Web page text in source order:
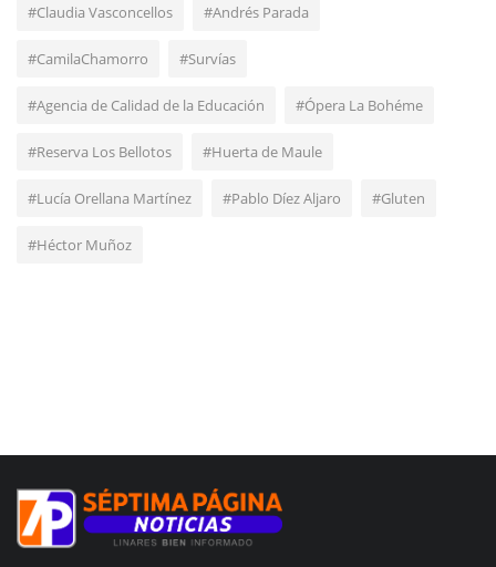
#Claudia Vasconcellos #Andrés Parada
#CamilaChamorro #Survías
#Agencia de Calidad de la Educación #Ópera La Bohéme
#Reserva Los Bellotos #Huerta de Maule
#Lucía Orellana Martínez #Pablo Díez Aljaro #Gluten
#Héctor Muñoz